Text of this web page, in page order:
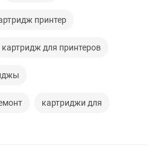
принтер
картридж для принтеров
картриджи для